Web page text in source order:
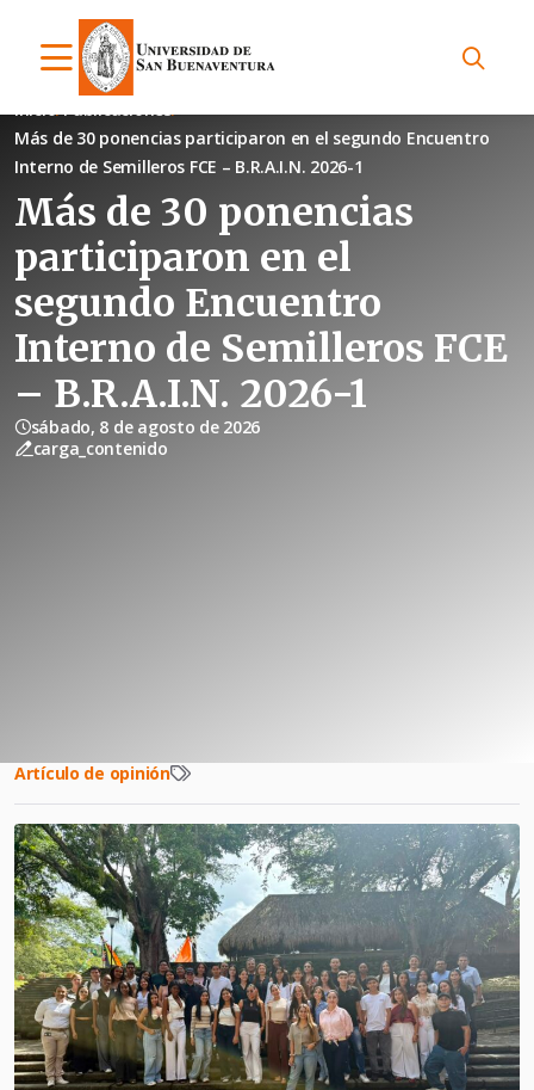
Inicio Publicaciones
Más de 30 ponencias participaron en el segundo Encuentro
Interno de Semilleros FCE – B.R.A.I.N. 2026-1
Más de 30 ponencias
participaron en el
segundo Encuentro
Interno de Semilleros FCE
– B.R.A.I.N. 2026-1
sábado, 8 de agosto de 2026
carga_contenido
Artículo de opinión